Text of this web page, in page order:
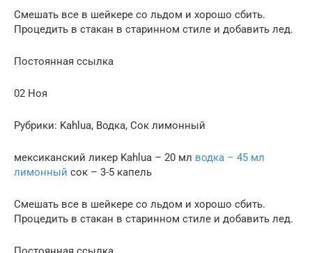
Смешать все в шейкере со льдом и хорошо сбить.
Процедить в стакан в старинном стиле и добавить лед.
Постоянная ссылка
02 Ноя
Рубрики: Kahlua, Водка, Сок лимонный
мексиканский ликер Kahlua – 20 мл водка – 45 мл
лимонный сок – 3-5 капель
Смешать все в шейкере со льдом и хорошо сбить.
Процедить в стакан в старинном стиле и добавить лед.